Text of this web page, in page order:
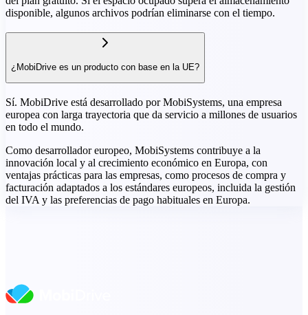
disponible, algunos archivos podrían eliminarse con el tiempo.
¿MobiDrive es un producto con base en la UE?
Sí. MobiDrive está desarrollado por MobiSystems, una empresa
europea con larga trayectoria que da servicio a millones de usuarios
en todo el mundo.
Como desarrollador europeo, MobiSystems contribuye a la
innovación local y al crecimiento económico en Europa, con
ventajas prácticas para las empresas, como procesos de compra y
facturación adaptados a los estándares europeos, incluida la gestión
del IVA y las preferencias de pago habituales en Europa.